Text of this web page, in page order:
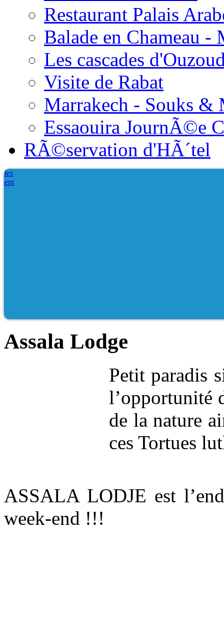
Restaurant Palais
Balade en Chameau -
Les cascades
Visite de Rabat
Marrakech - Souks &
Essaouira JournÃ©e
RÃ©servation d'HÃ´tel
Assala Lodge
Petit paradis
l’opportunité
de la nature
ces Tortues
ASSALA LODJE est
week-end !!!